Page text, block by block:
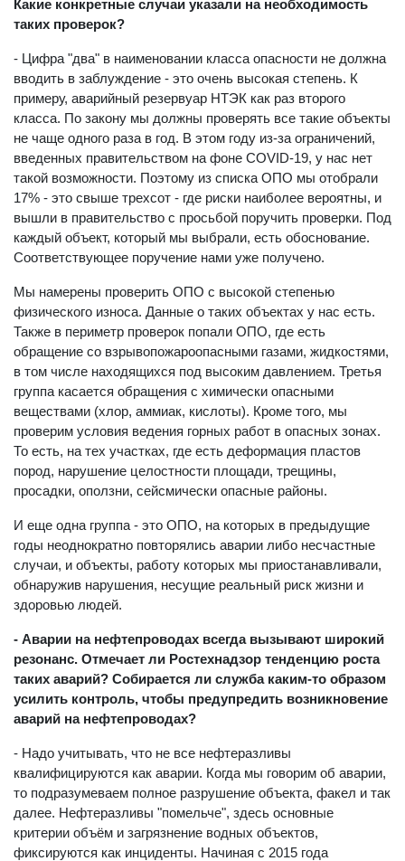
Какие конкретные случаи указали на необходимость
таких проверок?
- Цифра "два" в наименовании класса опасности не должна
вводить в заблуждение - это очень высокая степень. К
примеру, аварийный резервуар НТЭК как раз второго
класса. По закону мы должны проверять все такие объекты
не чаще одного раза в год. В этом году из-за ограничений,
введенных правительством на фоне COVID-19, у нас нет
такой возможности. Поэтому из списка ОПО мы отобрали
17% - это свыше трехсот - где риски наиболее вероятны, и
вышли в правительство с просьбой поручить проверки. Под
каждый объект, который мы выбрали, есть обоснование.
Соответствующее поручение нами уже получено.
Мы намерены проверить ОПО с высокой степенью
физического износа. Данные о таких объектах у нас есть.
Также в периметр проверок попали ОПО, где есть
обращение со взрывопожароопасными газами, жидкостями,
в том числе находящихся под высоким давлением. Третья
группа касается обращения с химически опасными
веществами (хлор, аммиак, кислоты). Кроме того, мы
проверим условия ведения горных работ в опасных зонах.
То есть, на тех участках, где есть деформация пластов
пород, нарушение целостности площади, трещины,
просадки, оползни, сейсмически опасные районы.
И еще одна группа - это ОПО, на которых в предыдущие
годы неоднократно повторялись аварии либо несчастные
случаи, и объекты, работу которых мы приостанавливали,
обнаружив нарушения, несущие реальный риск жизни и
здоровью людей.
- Аварии на нефтепроводах всегда вызывают широкий
резонанс. Отмечает ли Ростехнадзор тенденцию роста
таких аварий? Собирается ли служба каким-то образом
усилить контроль, чтобы предупредить возникновение
аварий на нефтепроводах?
- Надо учитывать, что не все нефтеразливы
квалифицируются как аварии. Когда мы говорим об аварии,
то подразумеваем полное разрушение объекта, факел и так
далее. Нефтеразливы "помельче", здесь основные
критерии объём и загрязнение водных объектов,
фиксируются как инциденты. Начиная с 2015 года